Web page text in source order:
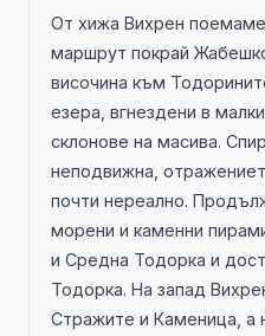
От хижа Вихрен
маршрут покрай
височина към
езера, вгнездени в
склонове на масива.
неподвижна,
почти нереално.
морени и каменни
и Средна Тодорка и
Тодорка. На запад
Стражите и Каменица, а